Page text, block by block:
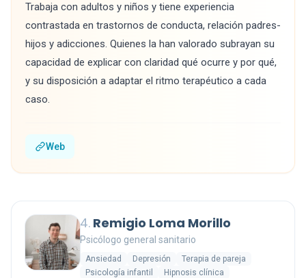
Trabaja con adultos y niños y tiene experiencia
contrastada en trastornos de conducta, relación padres-
hijos y adicciones. Quienes la han valorado subrayan su
capacidad de explicar con claridad qué ocurre y por qué,
y su disposición a adaptar el ritmo terapéutico a cada
caso.
Web
4. Remigio Loma Morillo
Psicólogo general sanitario
Ansiedad Depresión
Terapia de pareja
Psicología infantil
Hipnosis clínica